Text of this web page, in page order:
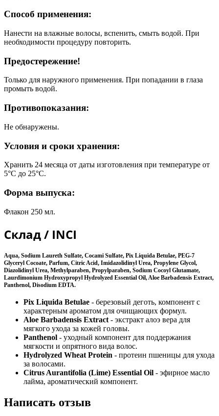
Способ применения:
Нанести на влажные волосы, вспенить, смыть водой. При
необходимости процедуру повторить.
Предостережение!
Только для наружного применения. При попадании в глаза
промыть водой.
Противопоказания:
Не обнаружены.
Условия и сроки хранения:
Хранить 24 месяца от даты изготовления при температуре от
5°С до 25°С.
Форма выпуска:
Флакон 250 мл.
Склад / INCI
Aqua, Sodium Laureth Sulfate, Cocami Sulfate, Pix Liquida Betulae, PEG-7
Glyceryl Cocoate, Parfum, Citric Acid, Imidazolidinyl Urea, Propylene Glycol,
Diazolidinyl Urea, Methylparaben, Propylparaben, Sodium Cocoyl Glutamate,
Laurdimonium Hydroxypropyl Hydrolyzed Essential Oil, Aloe Barbadensis Extract,
Panthenol, Disodium EDTA.
Pix Liquida Betulae - березовый деготь, компонент с
характерным ароматом для очищающих формул.
Aloe Barbadensis Extract - экстракт алоэ вера для
мягкого ухода за кожей головы.
Panthenol - уходный компонент для поддержания
мягкости и опрятного вида волос.
Hydrolyzed Wheat Protein - протеин пшеницы для ухода
за волосами.
Citrus Aurantifolia (Lime) Essential Oil - эфирное масло
лайма, ароматический компонент.
Написать отзыв